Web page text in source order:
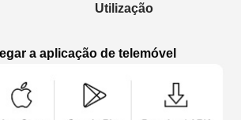
Utilização
a aplicação de telemóvel